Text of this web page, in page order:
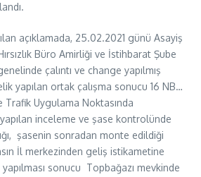
açıklamada, 25.02.2021 günü Asayiş
Büro Amirliği ve İstihbarat Şube
çalıntı ve change yapılmış
yapılan ortak çalışma sonucu 16 NB…
Trafik Uygulama Noktasında
inceleme ve şase kontrolünde
şasenin sonradan monte edildiği
İl merkezinden geliş istikametine
sonucu Topbağazı mevkinde